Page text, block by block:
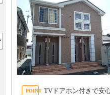
TVドアホン付きで安